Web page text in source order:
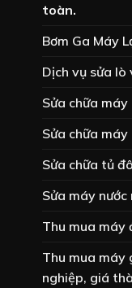
toàn.
Bơm Ga Máy
Dịch vụ sửa lò
Sửa chữa
Sửa chữa
Sửa chữa tủ
Sửa máy nước
Thu mua máy
Thu mua máy
nghiệp, giá